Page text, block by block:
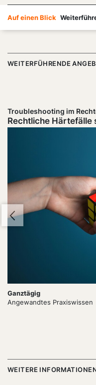
Auf einen Blick
WEITERFÜHRENDE
Troubleshooting im
Rechtliche Härtefälle
Dauer:
Ganztägig
Level
Angewandtes Praxiswissen
WEITERE